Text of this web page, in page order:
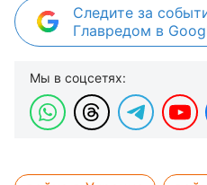
Следите за
Главредом в
Мы в соцсетях: